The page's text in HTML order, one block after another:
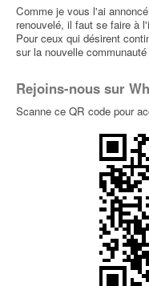
Comme je vous l'ai
renouvelé, il faut se faire à
Pour ceux qui désirent
sur la nouvelle
Rejoins-nous sur
Scanne ce QR code pour
PUBLICITÉS